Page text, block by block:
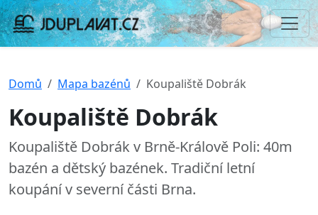
Domů Mapa bazénů Koupaliště Dobrák
Koupaliště Dobrák
Koupaliště Dobrák v Brně-Králově Poli: 40m
bazén a dětský bazének. Tradiční letní
koupání v severní části Brna.